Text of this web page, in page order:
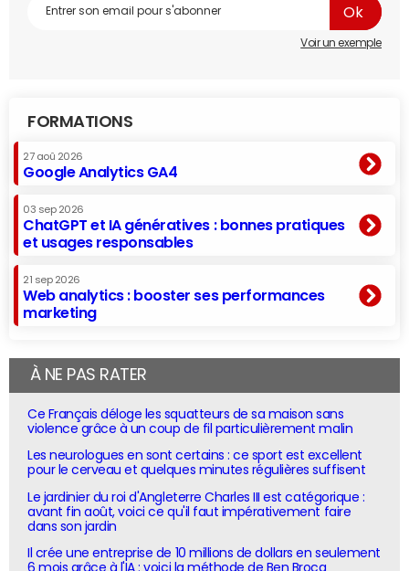
Voir un exemple
FORMATIONS
27 aoû 2026
Google Analytics GA4
03 sep 2026
ChatGPT et IA génératives : bonnes pratiques
et usages responsables
21 sep 2026
Web analytics : booster ses performances
marketing
À NE PAS RATER
Ce Français déloge les squatteurs de sa maison sans
violence grâce à un coup de fil particulièrement malin
Les neurologues en sont certains : ce sport est excellent
pour le cerveau et quelques minutes régulières suffisent
Le jardinier du roi d'Angleterre Charles III est catégorique :
avant fin août, voici ce qu'il faut impérativement faire
dans son jardin
Il crée une entreprise de 10 millions de dollars en seulement
6 mois grâce à l'IA : voici la méthode de Ben Broca